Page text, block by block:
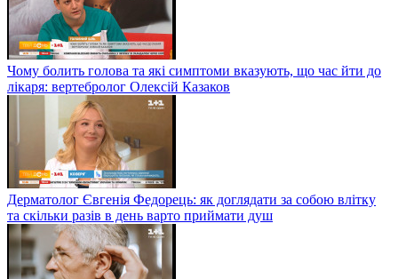
Чому болить голова та які симптоми вказують, що час йти до
лікаря: вертебролог Олексій Казаков
Дерматолог Євгенія Федорець: як доглядати за собою влітку
та скільки разів в день варто приймати душ